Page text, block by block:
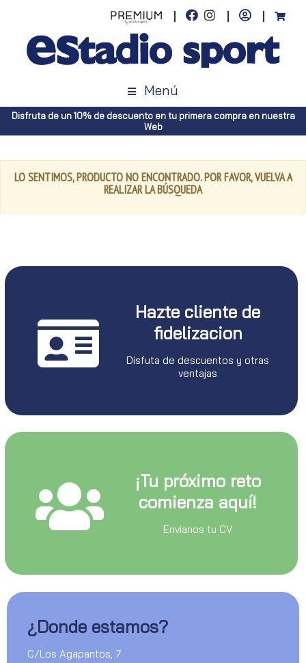
Menú
Disfruta de un 10% de descuento en tu primera compra en nuestra
Web
LO SENTIMOS, PRODUCTO NO ENCONTRADO. POR FAVOR, VUELVA A
REALIZAR LA BÚSQUEDA
Hazte cliente de
fidelizacion
Disfuta de descuentos y otras
ventajas
¡Tu próximo reto
comienza aquí!
Envianos tu CV
¿Donde estamos?
C/Los Agapantos, 7